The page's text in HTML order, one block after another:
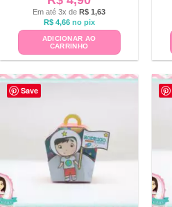
Em até 3x de R$ 1,63
R$4,66 no pix
ADICIONAR AO
CARRINHO
Save